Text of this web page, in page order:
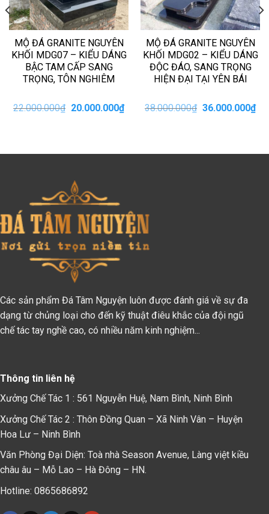
MỘ ĐÁ GRANITE NGUYÊN
KHỐI MDG07 – KIỂU DÁNG
BẬC TAM CẤP SANG
TRỌNG, TÔN NGHIÊM
22.000.000₫ Giá
20.000.000₫Giá
hiện
MỘ ĐÁ GRANITE NGUYÊN
KHỐI MDG02 – KIỂU DÁNG
ĐỘC ĐÁO, SANG TRỌNG
HIỆN ĐẠI TẠI YÊN BÁI
38.000.000₫ Giá
36.000.000₫Giá
Các sản phẩm Đá Tâm Nguyện luôn được đánh giá về sự đa
dạng từ chủng loại cho đến kỹ thuật điêu khắc của đội ngũ
chế tác tay nghề cao, có nhiều năm kinh nghiệm...
Thông tin liên hệ
Xưởng Chế Tác 1 : 561 Nguyễn Huệ, Nam Bình, Ninh Bình
Xưởng Chế Tác 2 : Thôn Đồng Quan – Xã Ninh Vân – Huyện
Hoa Lư – Ninh Bình
Văn Phòng Đại Diện: Toà nhà Season Avenue, Làng việt kiều
châu âu – Mỗ Lao – Hà Đông – HN.
Hotline: 0865686892